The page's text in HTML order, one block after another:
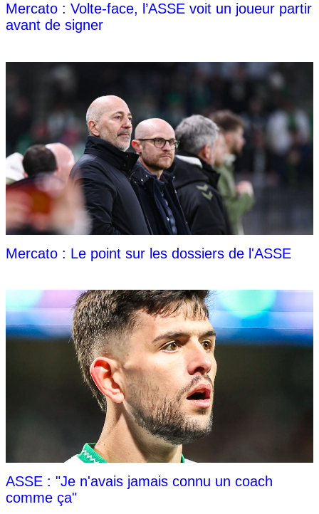
Mercato : Volte-face, l’ASSE voit un joueur partir
avant de signer
Mercato : Le point sur les dossiers de l'ASSE
ASSE : "Je n'avais jamais connu un coach
comme ça"